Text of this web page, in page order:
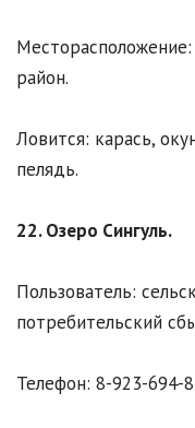
район.
Ловится: карась,
пелядь.
22. Озеро Сингуль.
Пользователь:
потребительский
Телефон: 8-923-694-